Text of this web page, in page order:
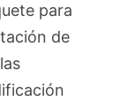
para
de